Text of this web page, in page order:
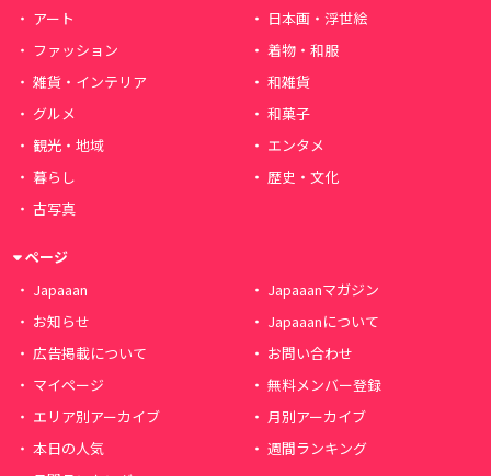
アート
日本画・浮世絵
ファッション
着物・和服
雑貨・インテリア
和雑貨
グルメ
和菓子
観光・地域
エンタメ
暮らし
歴史・文化
古写真
ページ
Japaaan
Japaaanマガジン
お知らせ
Japaaanについて
広告掲載について
お問い合わせ
マイページ
無料メンバー登録
エリア別アーカイブ
月別アーカイブ
本日の人気
週間ランキング